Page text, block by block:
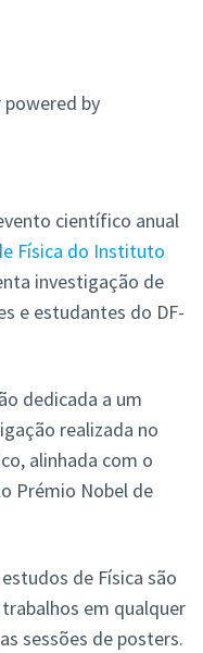
powered by
científico anual
Física do Instituto
investigação de
e estudantes do DF-
dedicada a um
realizada no
alinhada com o
Prémio Nobel de
de Física são
em qualquer
sessões de posters.